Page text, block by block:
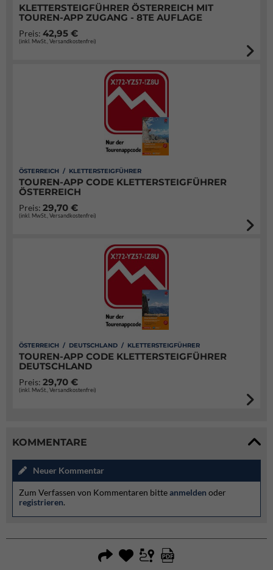
KLETTERSTEIGFÜHRER ÖSTERREICH MIT
TOUREN-APP ZUGANG - 8TE AUFLAGE
Preis: 42,95 €
(inkl. MwSt., Versandkostenfrei)
ÖSTERREICH / KLETTERSTEIGFÜHRER
TOUREN-APP CODE KLETTERSTEIGFÜHRER
ÖSTERREICH
Preis: 29,70 €
(inkl. MwSt., Versandkostenfrei)
ÖSTERREICH / DEUTSCHLAND / KLETTERSTEIGFÜHRER
TOUREN-APP CODE KLETTERSTEIGFÜHRER
DEUTSCHLAND
Preis: 29,70 €
(inkl. MwSt., Versandkostenfrei)
KOMMENTARE
Neuer Kommentar
Zum Verfassen von Kommentaren bitteanmelden oder
registrieren.